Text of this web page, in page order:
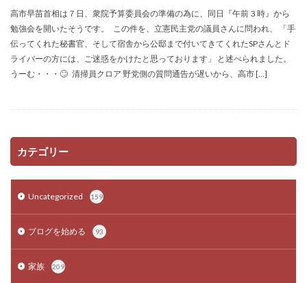
高市早苗首相は７日、衆院予算委員会の準備の為に、同日『午前３時』から
勉強会を開いたそうです。 この件を、立憲民主党の議員さんに問われ、 「手
伝ってくれた秘書官、そして宿舎から公邸まで付いてきてくれたSPさんとド
ライバーの方には、ご迷惑をかけたと思っております」 と述べられました。
うーむ・・・🙄 清掃員クロア 野党側の質問通告が遅いから、高市 […]
カテゴリー
Uncategorized 159
ブログを始める 93
家族 209